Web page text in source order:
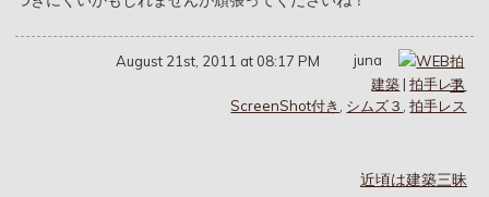
August 21st, 2011 at 08:17 PM
juna
建築 |拍手レス
ScreenShot付き
シムズ３ ,拍手レス
近頃は建築三昧